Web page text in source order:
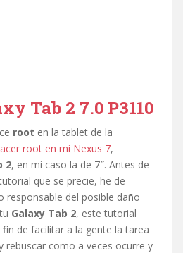
Tab 2 7.0 P3110
root en la tablet de la
root en mi Nexus 7,
2, en mi caso la de 7″. Antes de
que se precie, he de
responsable del posible daño
Galaxy Tab 2, este tutorial
de facilitar a la gente la tarea
rebuscar como a veces ocurre y